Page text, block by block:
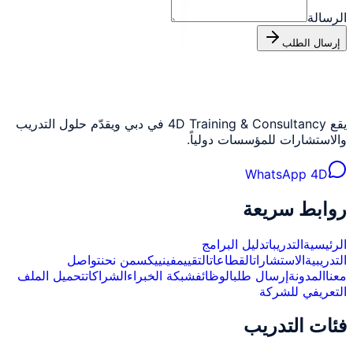
الرسالة
إرسال الطلب
يقع 4D Training & Consultancy في دبي ويقدّم حلول التدريب
والاستشارات للمؤسسات دولياً.
WhatsApp 4D
روابط سريعة
الرئيسيةالتدريباتدليل البرامج
التدريبيةالاستشاراتالقطاعاتالتقييمفينييكسمن نحنتواصل
معناالمدونةإرسال طلبالوظائفشبكة الخبراءالشراكاتتحميل الملف
التعريفي للشركة
فئات التدريب